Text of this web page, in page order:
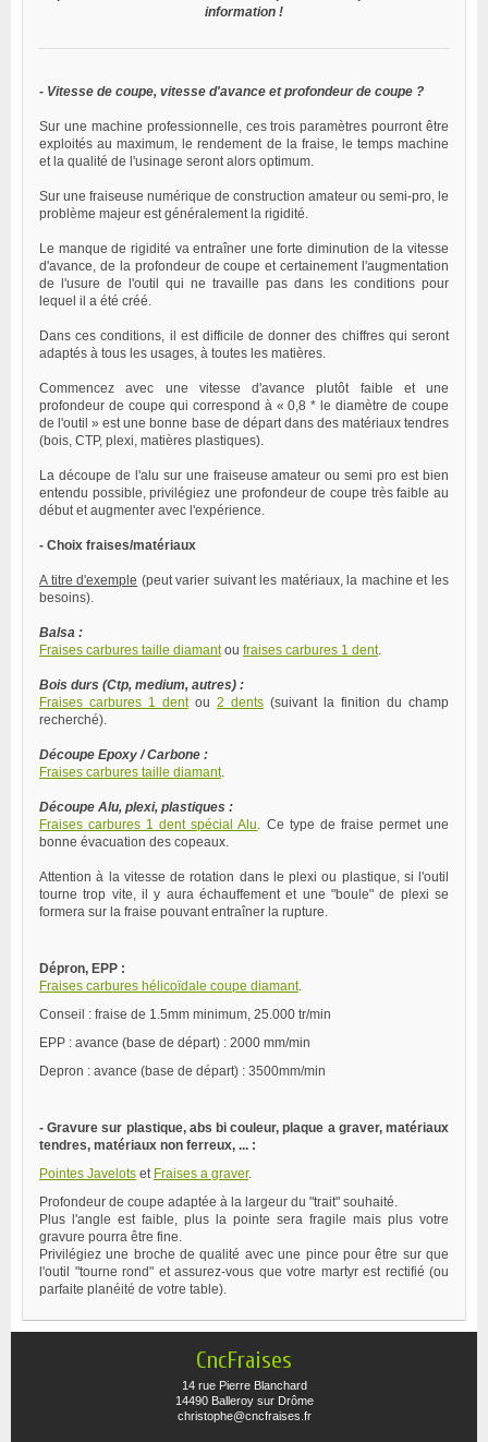
information !
- Vitesse de coupe, vitesse d'avance et profondeur de coupe ?
Sur une machine professionnelle, ces trois paramètres pourront être
exploités au maximum, le rendement de la fraise, le temps machine
et la qualité de l'usinage seront alors optimum.
Sur une fraiseuse numérique de construction amateur ou semi-pro, le
problème majeur est généralement la rigidité.
Le manque de rigidité va entraîner une forte diminution de la vitesse
d'avance, de la profondeur de coupe et certainement l'augmentation
de l'usure de l'outil qui ne travaille pas dans les conditions pour
lequel il a été créé.
Dans ces conditions, il est difficile de donner des chiffres qui seront
adaptés à tous les usages, à toutes les matières.
Commencez avec une vitesse d'avance plutôt faible et une
profondeur de coupe qui correspond à « 0,8 * le diamètre de coupe
de l'outil » est une bonne base de départ dans des matériaux tendres
(bois, CTP, plexi, matières plastiques).
La découpe de l'alu sur une fraiseuse amateur ou semi pro est bien
entendu possible, privilégiez une profondeur de coupe très faible au
début et augmenter avec l'expérience.
- Choix fraises/matériaux
A titre d'exemple (peut varier suivant les matériaux, la machine et les
besoins).
Balsa :
Fraises carbures taille diamantou fraises carbures 1 dent.
Bois durs (Ctp, medium, autres) :
Fraises carbures 1 dentou 2 dents (suivant la finition du champ
recherché).
Découpe Epoxy / Carbone :
Fraises carbures taille diamant.
Découpe Alu, plexi, plastiques :
Fraises carbures 1 dent spécial Alu. Ce type de fraise permet une
bonne évacuation des copeaux.
Attention à la vitesse de rotation dans le plexi ou plastique, si l'outil
tourne trop vite, il y aura échauffement et une "boule" de plexi se
formera sur la fraise pouvant entraîner la rupture.
Dépron, EPP :
Fraises carbures hélicoïdale coupe diamant.
Conseil : fraise de 1.5mm minimum, 25.000 tr/min
EPP : avance (base de départ) : 2000 mm/min
Depron : avance (base de départ) : 3500mm/min
- Gravure sur plastique, abs bi couleur, plaque a graver, matériaux
tendres, matériaux non ferreux, ... :
Pointes Javelots et Fraises a graver.
Profondeur de coupe adaptée à la largeur du "trait" souhaité.
Plus l'angle est faible, plus la pointe sera fragile mais plus votre
gravure pourra être fine.
Privilégiez une broche de qualité avec une pince pour être sur que
l'outil "tourne rond" et assurez-vous que votre martyr est rectifié (ou
parfaite planéité de votre table).
CncFraises
14 rue Pierre Blanchard
14490 Balleroy sur Drôme
christophe@cncfraises.fr